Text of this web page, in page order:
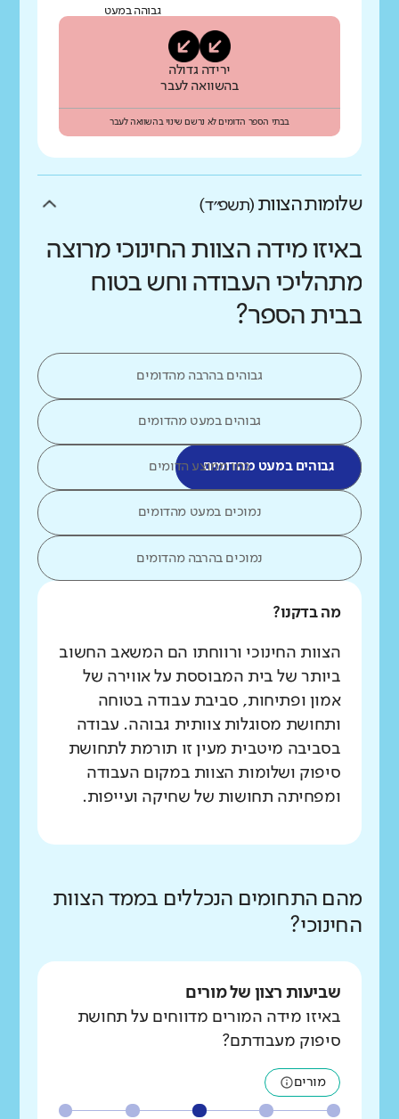
גבוהה במעט
ירידה גדולה
בהשוואה לעבר
בבתי הספר הדומים לא נרשם שינוי בהשוואה לעבר
שלומות הצוות (תשפ״ד)
באיזו מידה הצוות החינוכי מרוצה
מתהליכי העבודה וחש בטוח
בבית הספר?
גבוהים בהרבה מהדומים
גבוהים במעט מהדומים
גבוהים במעט מהדומיםכמו ממוצע הדומים
נמוכים במעט מהדומים
נמוכים בהרבה מהדומים
מה בדקנו?
הצוות החינוכי ורווחתו הם המשאב החשוב
ביותר של בית המבוססת על אווירה של
אמון ופתיחות, סביבת עבודה בטוחה
ותחושת מסוגלות צוותית גבוהה. עבודה
בסביבה מיטבית מעין זו תורמת לתחושת
סיפוק ושלומות הצוות במקום העבודה
ומפחיתה תחושות של שחיקה ועייפות.
מהם התחומים הנכללים בממד הצוות
החינוכי?
שביעות רצון של מורים
באיזו מידה המורים מדווחים על תחושת
סיפוק מעבודתם?
מורים